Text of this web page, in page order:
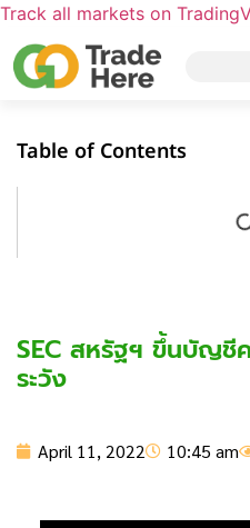
Track all markets on
Table of Contents
SEC สหรัฐฯ ขึ้นบัญชี
ระวัง
April 11, 2022 10:45 am